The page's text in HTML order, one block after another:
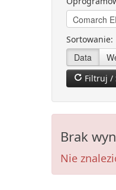
Sortowanie:
Data
Filtruj /
Brak
Nie